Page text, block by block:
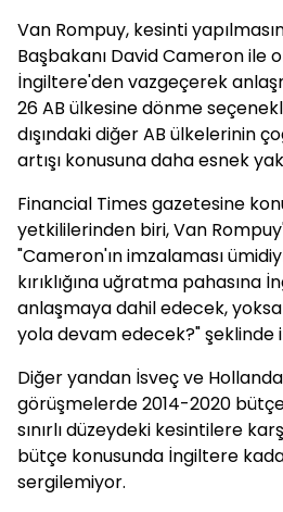
Van Rompuy, kesinti
Başbakanı David Cameron ile
İngiltere'den vazgeçerek
26 AB ülkesine dönme
dışındaki diğer AB ülkelerinin
artışı konusuna daha esnek
Financial Times gazetesine
yetkililerinden biri, Van
"Cameron'ın imzalaması
kırıklığına uğratma pahasına
anlaşmaya dahil edecek,
yola devam edecek?" şeklinde
Diğer yandan İsveç ve
görüşmelerde 2014-2020
sınırlı düzeydeki kesintilere
bütçe konusunda İngiltere
sergilemiyor.